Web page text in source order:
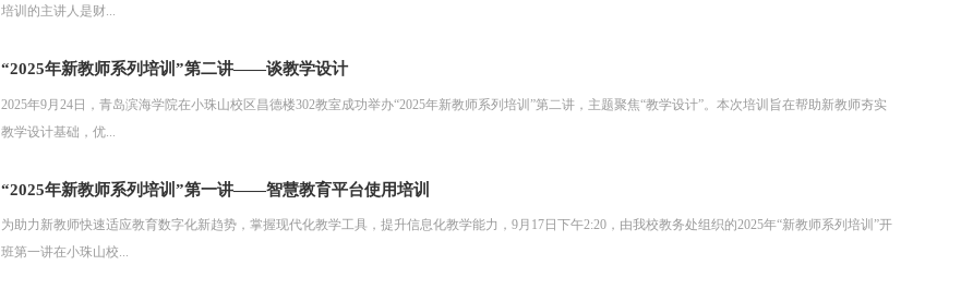
培训的主讲人是财...
“2025年新教师系列培训”第二讲——谈教学设计
2025年9月24日，青岛滨海学院在小珠山校区昌德楼302教室成功举办“2025年新教师系列培训”第二讲，主题聚焦“教学设计”。本次培训旨在帮助新教师夯实
教学设计基础，优...
“2025年新教师系列培训”第一讲——智慧教育平台使用培训
为助力新教师快速适应教育数字化新趋势，掌握现代化教学工具，提升信息化教学能力，9月17日下午2:20，由我校教务处组织的2025年“新教师系列培训”开
班第一讲在小珠山校...